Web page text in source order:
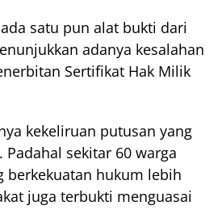
satu pun alat bukti dari
adanya kesalahan
Sertifikat Hak Milik
kekeliruan putusan yang
sekitar 60 warga
berkekuatan hukum lebih
juga terbukti menguasai